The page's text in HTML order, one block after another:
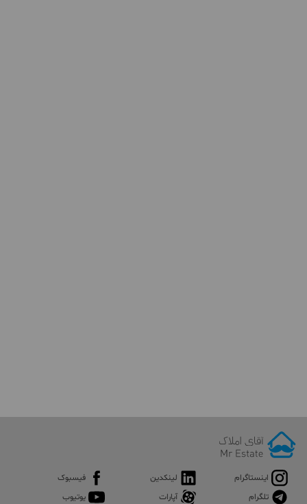
اینستاگرام لینکدین
فیسبوک
تلگرام
آپارات یوتیوب